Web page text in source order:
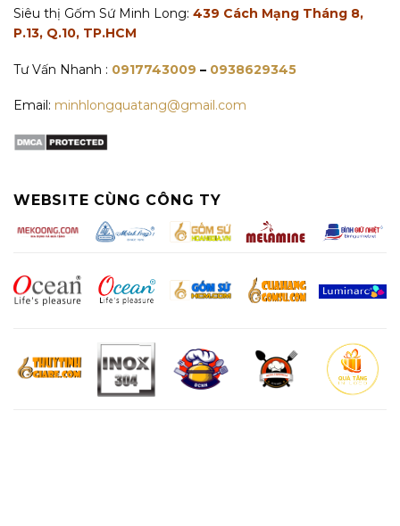
Siêu thị Gốm Sứ Minh Long: 439 Cách Mạng Tháng 8,
P.13, Q.10, TP.HCM
Tư Vấn Nhanh : 0917743009 – 0938629345
Email: minhlongquatang@gmail.com
WEBSITE CÙNG CÔNG TY